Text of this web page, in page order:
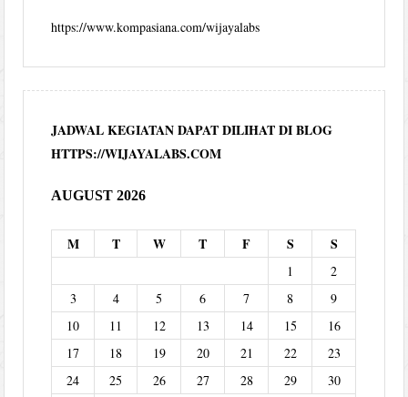
https://www.kompasiana.com/wijayalabs
JADWAL KEGIATAN DAPAT DILIHAT DI BLOG
HTTPS://WIJAYALABS.COM
AUGUST 2026
M T W T F S S
1
2
3
4 5 6 7 8
9
10
11 12 13 14 15
16
17
18 19 20 21 22
23
24
25 26 27 28 29
30